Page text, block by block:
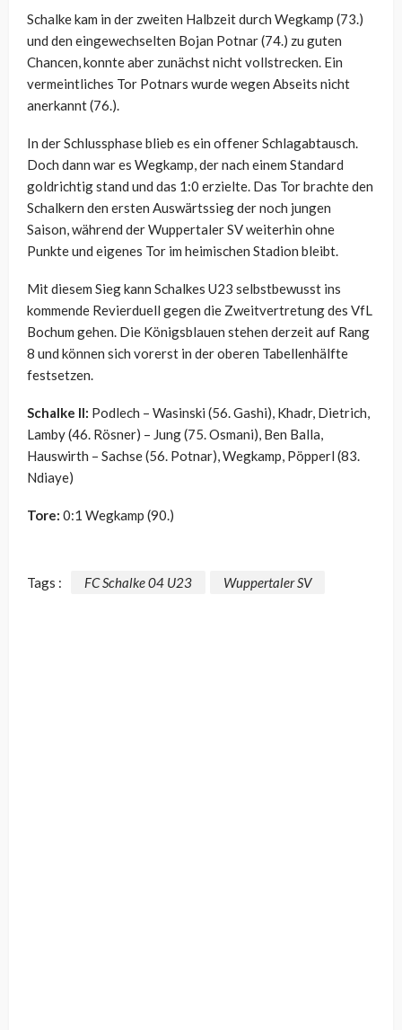
Schalke kam in der zweiten Halbzeit durch Wegkamp (73.)
und den eingewechselten Bojan Potnar (74.) zu guten
Chancen, konnte aber zunächst nicht vollstrecken. Ein
vermeintliches Tor Potnars wurde wegen Abseits nicht
anerkannt (76.).
In der Schlussphase blieb es ein offener Schlagabtausch.
Doch dann war es Wegkamp, der nach einem Standard
goldrichtig stand und das 1:0 erzielte. Das Tor brachte den
Schalkern den ersten Auswärtssieg der noch jungen
Saison, während der Wuppertaler SV weiterhin ohne
Punkte und eigenes Tor im heimischen Stadion bleibt.
Mit diesem Sieg kann Schalkes U23 selbstbewusst ins
kommende Revierduell gegen die Zweitvertretung des VfL
Bochum gehen. Die Königsblauen stehen derzeit auf Rang
8 und können sich vorerst in der oberen Tabellenhälfte
festsetzen.
Schalke II: Podlech – Wasinski (56. Gashi), Khadr, Dietrich,
Lamby (46. Rösner) – Jung (75. Osmani), Ben Balla,
Hauswirth – Sachse (56. Potnar), Wegkamp, Pöpperl (83.
Ndiaye)
Tore: 0:1 Wegkamp (90.)
Tags : FC Schalke 04 U23 Wuppertaler SV